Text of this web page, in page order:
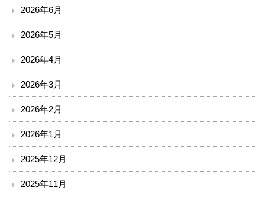
看護部
医事課
薬剤部
臨床検査部門
放射線科
栄養課
2026年6月
2026年5月
2026年4月
2026年3月
2026年2月
2026年1月
2025年12月
2025年11月